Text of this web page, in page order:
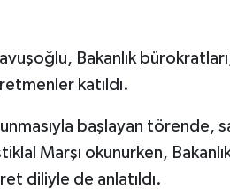
Bakanlık
katıldı.
başlayan törende,
Marşı okunurken,
diliyle de anlatıldı.